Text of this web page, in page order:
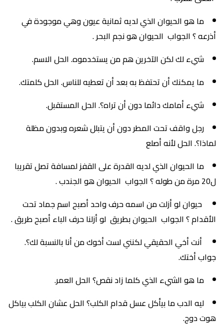
ما هو الحيوان الذي لديه ثمانية عيون وهي موجودة في
أذرعه ؟ الجواب الحيوان هو نجم البحر .
شيء لك لكن الآخرين هم من يستخدموه. الحل الاسم.
ما يمكنك أن تحتفظ به بعد أن تعطيه للناس. الحل كلمتك.
شيء أمامك دائما دون أن تراه؟. الحل المستقبل.
رجل واقف تحت المطر دون أن يتبلل شعره وبدون مظلة
لماذا؟. الحل لأنه أصلع
ما الحيوان الذي لديه القدرة على القفز لمسافة تصل تقريبا
ل20 مرة من طوله ؟ الجواب الحيوان هو الجندب .
حيوان لو أزلت من اسمه حرف واحد أصبح اسم جماد تحت
الأقدام ؟ الجواب الحيوان بطريق لو أزلنا حرف الباء أصبح طريق .
أنت أخي الحقيقي لكنني لست أخوك من أنا بالنسبة لك؟.
جواب أختك.
ما هو الشيء الذي كلما زاد نقص؟ الحل العمر.
ليه الدب ما بيأكل عسل قدام الكلب؟ الحل عشان الكلب بياكل
هوت دوج.